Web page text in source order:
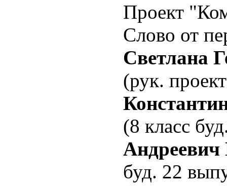
Проект
Слово от
Светлана
(рук.
(8 класс
буд. 22